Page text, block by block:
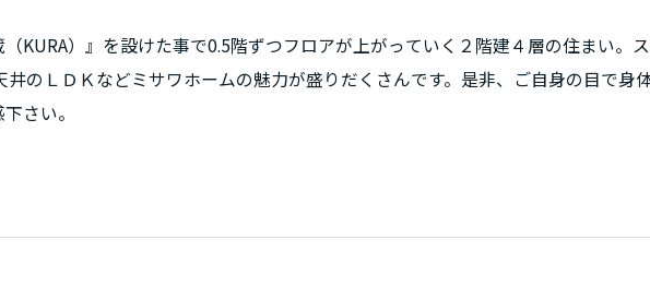
KURA）』を設けた事で0.5階ずつフロアが上がっていく２階建４層の住まい。
井のＬＤＫなどミサワホームの魅力が盛りだくさんです。是非、ご自身の目で身
さい。
山梨県